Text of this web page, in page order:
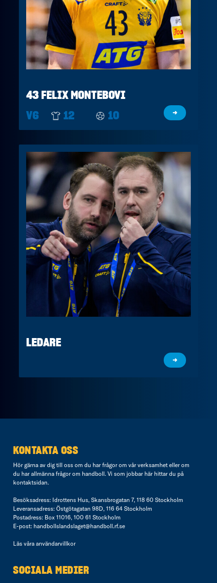
43 FELIX MONTEBOVI
V6
12 10 →
LEDARE
→
KONTAKTA OSS
Hör gärna av dig till oss om du har frågor om vår verksamhet eller om
du har allmänna frågor om handboll. Vi som jobbar här hittar du på
kontaktsidan.
Besöksadress: Idrottens Hus, Skansbrogatan 7, 118 60 Stockholm
Leveransadress: Östgötagatan 98D, 116 64 Stockholm
Postadress: Box 11016, 100 61 Stockholm
E-post: handbollslandslaget@handboll.rf.se
Läs våra användarvillkor
SOCIALA MEDIER